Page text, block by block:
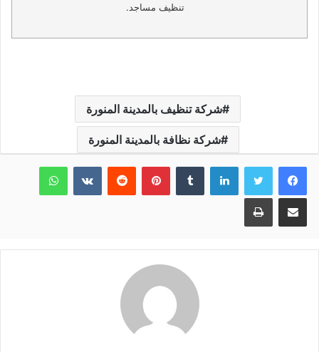
تنظيف مساجد.
شركة تنظيف بالمدينة المنورة
شركة نظافة بالمدينة المنورة
لينكدإن بينتيريست واتساب
مشاركة عبر البريد طباعة